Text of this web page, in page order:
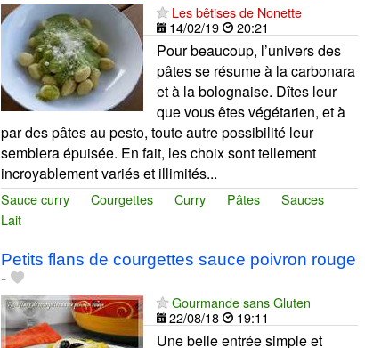
Les bêtises de Nonette
14/02/19
20:21
Pour beaucoup, l’univers des
pâtes se résume à la carbonara
et à la bolognaise. Dîtes leur
que vous êtes végétarien, et à
par des pâtes au pesto, toute autre possibilité leur
semblera épuisée. En fait, les choix sont tellement
incroyablement variés et illimités...
Sauce curry Courgettes Curry Pâtes
Sauces
Lait
Petits flans de courgettes sauce poivron rouge
-
Gourmande sans Gluten
22/08/18
19:11
Une belle entrée simple et